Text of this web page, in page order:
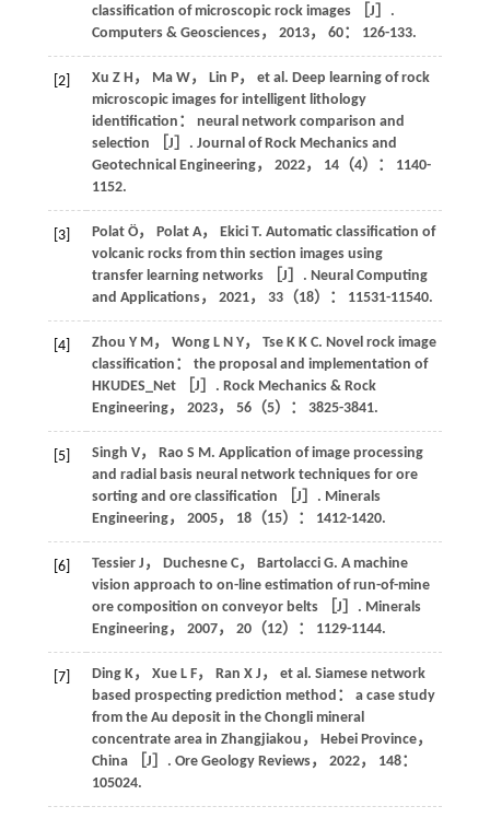
classification of microscopic rock images ［J］.
Computers & Geosciences， 2013， 60： 126-133.
[2] Xu Z H ， Ma W， Lin P， et al. Deep learning of rock
microscopic images for intelligent lithology
identification： neural network comparison and
selection ［J］. Journal of Rock Mechanics and
Geotechnical Engineering， 2022， 14（4）： 1140-
1152.
[3] Polat Ö， Polat A， Ekici T. Automatic classification of
volcanic rocks from thin section images using
transfer learning networks ［J］. Neural Computing
and Applications， 2021， 33（18）： 11531-11540.
[4] Zhou Y M， Wong L N Y， Tse K K C. Novel rock image
classification： the proposal and implementation of
HKUDES_Net ［J］. Rock Mechanics & Rock
Engineering， 2023， 56（5）： 3825-3841.
[5] Singh V， Rao S M. Application of image processing
and radial basis neural network techniques for ore
sorting and ore classification ［J］. Minerals
Engineering， 2005， 18（15）： 1412-1420.
[6] Tessier J ， Duchesne C， Bartolacci G. A machine
vision approach to on-line estimation of run-of-mine
ore composition on conveyor belts ［J］. Minerals
Engineering， 2007， 20（12）： 1129-1144.
[7] Ding K， Xue L F， Ran X J ， et al. Siamese network
based prospecting prediction method： a case study
from the Au deposit in the Chongli mineral
concentrate area in Zhangjiakou， Hebei Province，
China ［J］. Ore Geology Reviews， 2022， 148：
105024.